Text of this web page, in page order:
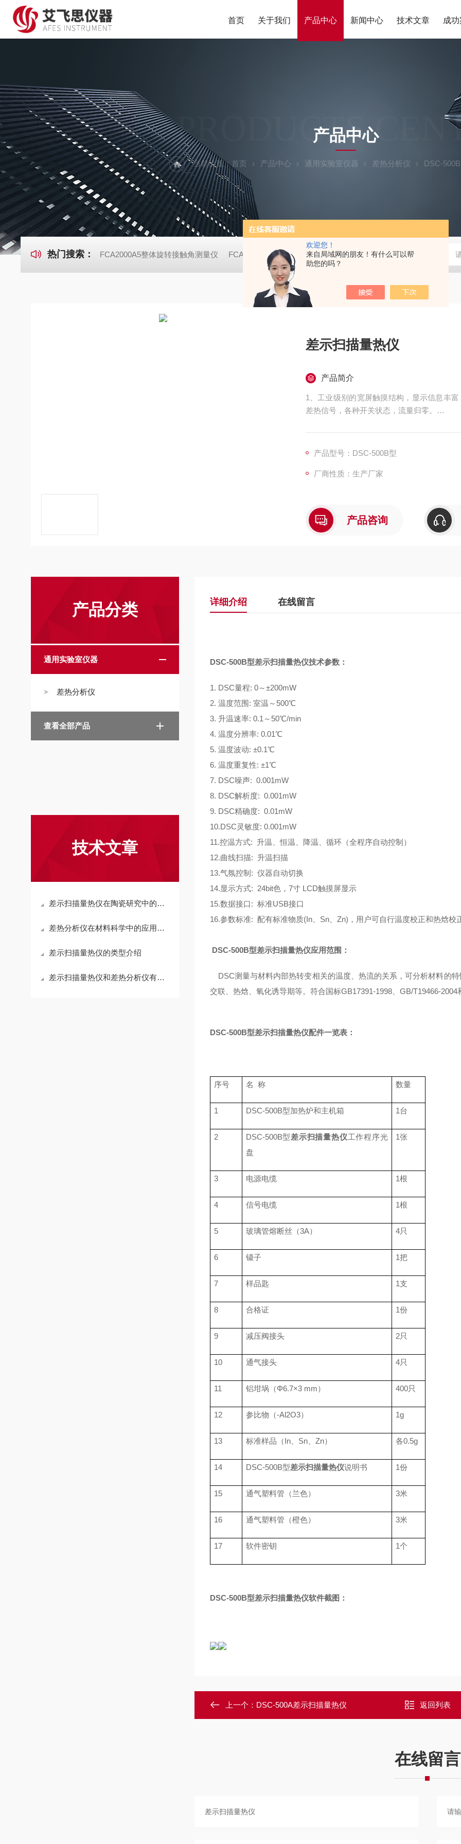
欢迎您！
来自局域网的朋友！有什么可以帮
助您的吗？
首页 关于我们 产品中心 新闻中心 技术文章 成
PRODUCTS
产品中心
当前位置：首页 产品中心 通用实验室仪器 差热分析仪 DSC-
热门搜索： FCA2000A5整体旋转接触角测量仪 FCA2000B接触角测量仪（测量液晶屏款） 动态表面张力仪
差示扫描量热仪
产品简介
1、工业级别的宽屏触摸结构，显示信息丰
差热信号，各种开关状态，流量归零。
4、改善了安装工艺，全部采用机械固定方
6、数字气体质量流量计自动切换两路气流量
产品型号：DSC-500B型
厂商性质：生产厂家
产品咨询
产品分类
通用实验室仪器
差热分析仪
查看全部产品
技术文章
差示扫描量热仪在陶瓷研究中的重要性
差热分析仪在材料科学中的应用研究
差示扫描量热仪的类型介绍
差示扫描量热仪和差热分析仪有什么区别？
详细介绍 在线留言
DSC-500B型差示扫描量热仪技术参数：
1. DSC量程: 0～±200mW
2. 温度范围: 室温～500℃
3. 升温速率: 0.1～50℃/min
4. 温度分辨率: 0.01℃
5. 温度波动: ±0.1℃
6. 温度重复性: ±1℃
7. DSC噪声: 0.001mW
8. DSC解析度: 0.001mW
9. DSC精确度: 0.01mW
10.DSC灵敏度: 0.001mW
11.控温方式: 升温、恒温、降温、循环（全程序自动控制）
12.曲线扫描: 升温扫描
13.气氛控制: 仪器自动切换
14.显示方式: 24bit色，7寸 LCD触摸屏显示
15.数据接口: 标准USB接口
16.参数标准: 配有标准物质(In、Sn、Zn)，用户可自行温度校正和热焓校
DSC-500B型差示扫描量热仪应用范围：
DSC测量与材料内部热转变相关的温度、热流的关系，可分析材料的
交联、热焓、氧化诱导期等。符合国标GB17391-1998、GB/T19466-2004
DSC-500B型差示扫描量热仪配件一览表：
序号 名 称 数量
1 DSC-500B型加热炉和主机箱 1台
2 DSC-500B型差示扫描量热仪工作程序光
盘
1张
3 电源电缆 1根
4 信号电缆 1根
5 玻璃管熔断丝（3A） 4只
6 镊子 1把
7 样品匙 1支
8 合格证 1份
9 减压阀接头 2只
10 通气接头 4只
11 铝坩埚（Φ6.7×3 mm） 400只
12 参比物（-Al2O3） 1g
13 标准样品（In、 Sn、 Zn） 各0.5g
14 DSC-500B型差示扫描量热仪说明书 1份
15 通气塑料管（兰色） 3米
16 通气塑料管（橙色） 3米
17 软件密钥 1个
DSC-500B型差示扫描量热仪软件截图：
上一个： DSC-500A差示扫描量热仪 返回列表
在线留言